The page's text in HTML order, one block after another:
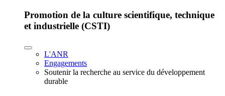
Promotion de la culture scientifique, technique
et industrielle (CSTI)
L'ANR
Engagements
Soutenir la recherche au service du développement
durable